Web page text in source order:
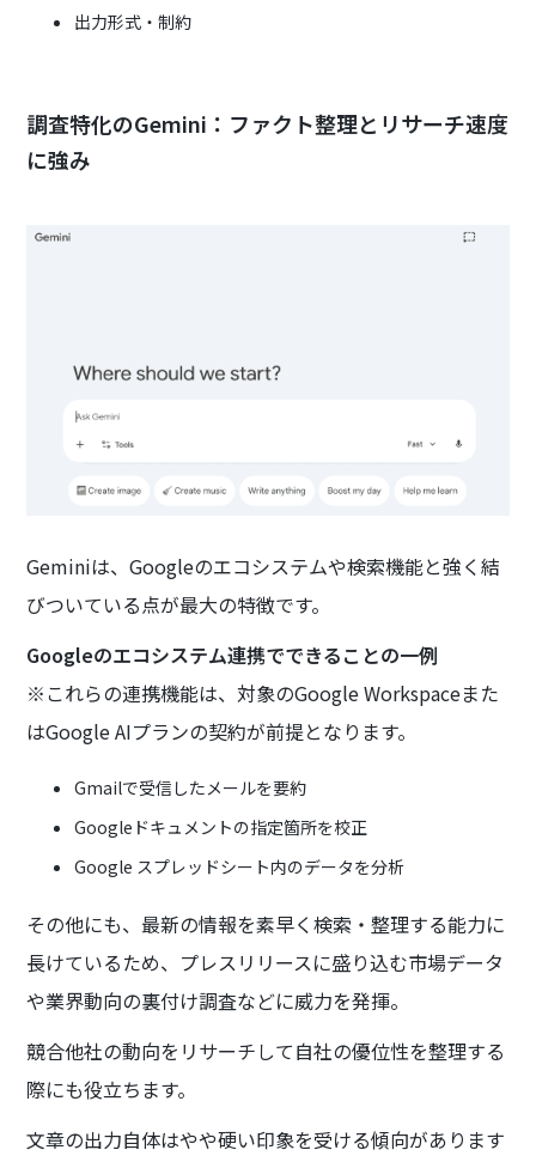
出力形式・制約
調査特化のGemini：ファクト整理とリサーチ速度
に強み
Geminiは、Googleのエコシステムや検索機能と強く結
びついている点が最大の特徴です。
Googleのエコシステム連携でできることの一例
※これらの連携機能は、対象のGoogle Workspaceまた
はGoogle AIプランの契約が前提となります。
Gmailで受信したメールを要約
Googleドキュメントの指定箇所を校正
Google スプレッドシート内のデータを分析
その他にも、最新の情報を素早く検索・整理する能力に
長けているため、プレスリリースに盛り込む市場データ
や業界動向の裏付け調査などに威力を発揮。
競合他社の動向をリサーチして自社の優位性を整理する
際にも役立ちます。
文章の出力自体はやや硬い印象を受ける傾向があります